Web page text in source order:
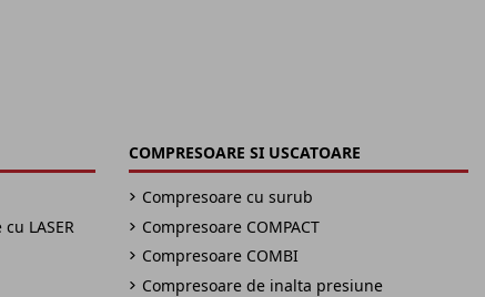
LASER
COMPRESOARE SI USCATOARE
Compresoare cu surub
Compresoare COMPACT
Compresoare COMBI
Compresoare de inalta presiune